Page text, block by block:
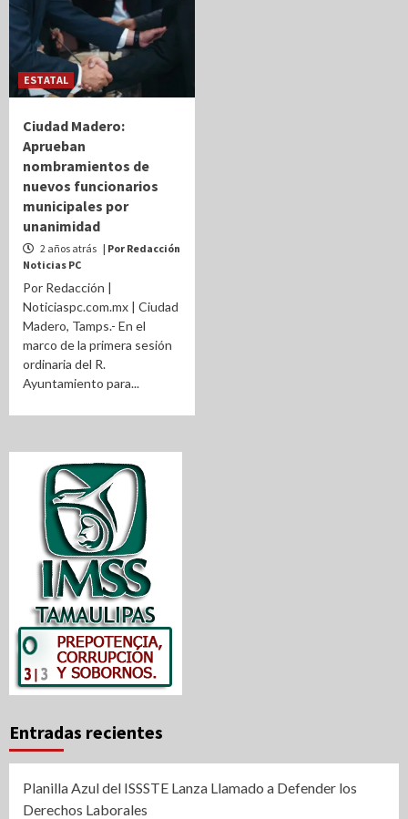
ESTATAL
Ciudad Madero:
Aprueban
nombramientos de
nuevos funcionarios
municipales por
unanimidad
2 años atrás | Por Redacción
Noticias PC
Por Redacción |
Noticiaspc.com.mx | Ciudad
Madero, Tamps.- En el
marco de la primera sesión
ordinaria del R.
Ayuntamiento para...
Entradas recientes
Planilla Azul del ISSSTE Lanza Llamado a Defender los
Derechos Laborales